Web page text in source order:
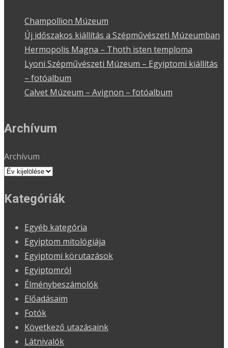
Champollion Múzeum
Új időszakos kiállítás a Szépművészeti Múzeumban
Hermopolis Magna – Thoth isten temploma
Lyoni Szépművészeti Múzeum – Egyiptomi kiállítás
– fotóalbum
Calvet Múzeum – Avignon – fotóalbum
Archívum
Archívum
Kategóriák
Egyéb kategória
Egyiptom mitológiája
Egyiptomi körutazások
Egyiptomról
Élménybeszámolók
Előadásaim
Fotók
Következő utazásaink
Látnivalók